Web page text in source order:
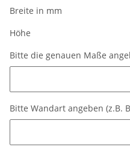
Breite in mm
Höhe
Bitte die genauen Maße
Bitte Wandart angeben (z.B.